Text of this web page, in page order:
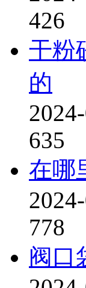
426
干粉
的
635
在哪
778
阀口